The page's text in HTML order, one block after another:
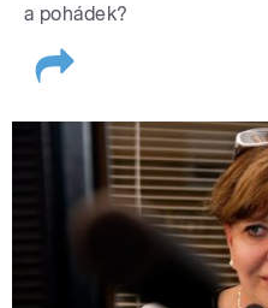
a pohádek?